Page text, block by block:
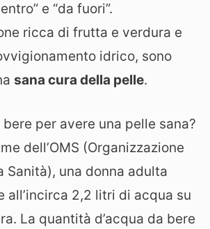
e “da fuori”.
ricca di frutta e verdura e
idrico, sono
sana cura della pelle.
per avere una pelle sana?
dell’OMS (Organizzazione
Sanità), una donna adulta
all’incirca 2,2 litri di acqua su
La quantità d’acqua da bere